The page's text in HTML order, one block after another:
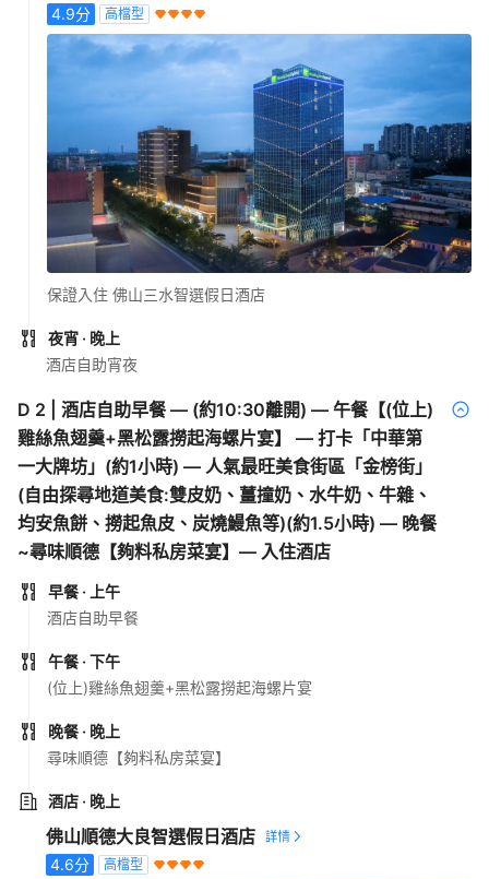
4.9分 高檔型
保證入住 佛山三水智選假日酒店
夜宵 · 晚上
酒店自助宵夜
D 2
酒店自助早餐 — (約10:30離開) — 午餐【(位上)
雞絲魚翅羹+黑松露撈起海螺片宴】 — 打卡「中華第
一大牌坊」(約1小時) — 人氣最旺美食街區「金榜街」
(自由探尋地道美食:雙皮奶、薑撞奶、水牛奶、牛雜、
均安魚餅、撈起魚皮、炭燒鰻魚等)(約1.5小時) — 晚餐
~尋味順德【夠料私房菜宴】— 入住酒店
早餐 · 上午
酒店自助早餐
午餐 · 下午
(位上)雞絲魚翅羹+黑松露撈起海螺片宴
晚餐 · 晚上
尋味順德【夠料私房菜宴】
酒店 · 晚上
佛山順德大良智選假日酒店
4.6分 高檔型